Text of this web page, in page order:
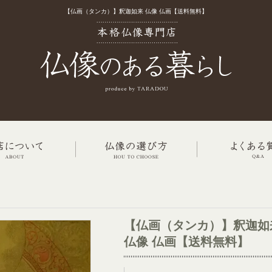
【仏画（タンカ）】釈迦如来 仏像 仏画【送料無料】
【仏画（タンカ）】釈迦
仏像 仏画【送料無料】